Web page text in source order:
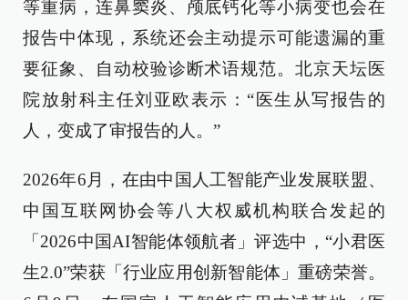
等重病，连鼻窦炎、颅底钙化等小病变也会在
报告中体现，系统还会主动提示可能遗漏的重
要征象、自动校验诊断术语规范。北京天坛医
院放射科主任刘亚欧表示：“医生从写报告的
人，变成了审报告的人。”
2026年6月，在由中国人工智能产业发展联盟、
中国互联网协会等八大权威机构联合发起的
「2026中国AI智能体领航者」评选中，“小君医
生2.0”荣获「行业应用创新智能体」重磅荣誉。